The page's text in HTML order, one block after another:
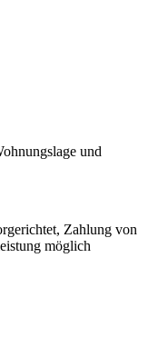
und
Zahlung von
möglich